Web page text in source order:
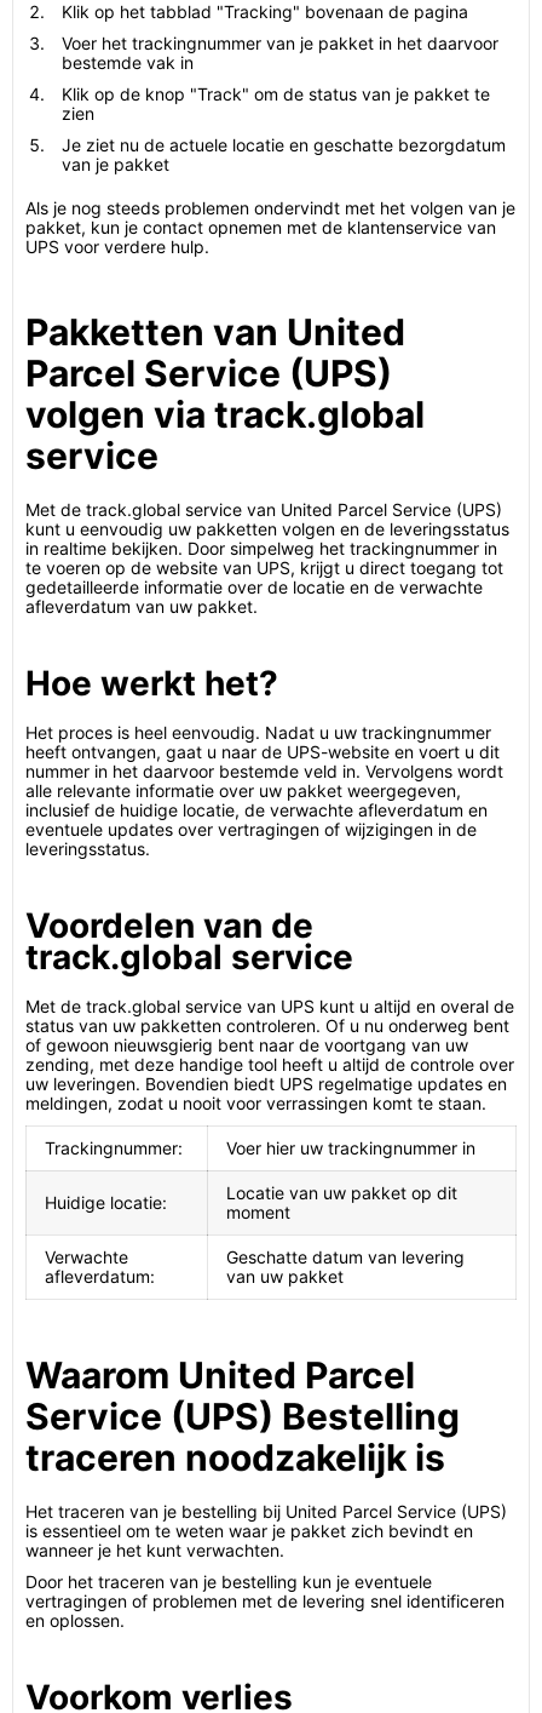
Klik op het tabblad "Tracking" bovenaan de pagina
Voer het trackingnummer van je pakket in het daarvoor
bestemde vak in
Klik op de knop "Track" om de status van je pakket te
zien
Je ziet nu de actuele locatie en geschatte bezorgdatum
van je pakket
Als je nog steeds problemen ondervindt met het volgen van je
pakket, kun je contact opnemen met de klantenservice van
UPS voor verdere hulp.
Pakketten van United
Parcel Service (UPS)
volgen via track.global
service
Met de track.global service van United Parcel Service (UPS)
kunt u eenvoudig uw pakketten volgen en de leveringsstatus
in realtime bekijken. Door simpelweg het trackingnummer in
te voeren op de website van UPS, krijgt u direct toegang tot
gedetailleerde informatie over de locatie en de verwachte
afleverdatum van uw pakket.
Hoe werkt het?
Het proces is heel eenvoudig. Nadat u uw trackingnummer
heeft ontvangen, gaat u naar de UPS-website en voert u dit
nummer in het daarvoor bestemde veld in. Vervolgens wordt
alle relevante informatie over uw pakket weergegeven,
inclusief de huidige locatie, de verwachte afleverdatum en
eventuele updates over vertragingen of wijzigingen in de
leveringsstatus.
Voordelen van de
track.global service
Met de track.global service van UPS kunt u altijd en overal de
status van uw pakketten controleren. Of u nu onderweg bent
of gewoon nieuwsgierig bent naar de voortgang van uw
zending, met deze handige tool heeft u altijd de controle over
uw leveringen. Bovendien biedt UPS regelmatige updates en
meldingen, zodat u nooit voor verrassingen komt te staan.
Trackingnummer: Voer hier uw trackingnummer in
Huidige locatie:
Locatie van uw pakket op dit
moment
Verwachte
afleverdatum:
Geschatte datum van levering
van uw pakket
Waarom United Parcel
Service (UPS) Bestelling
traceren noodzakelijk is
Het traceren van je bestelling bij United Parcel Service (UPS)
is essentieel om te weten waar je pakket zich bevindt en
wanneer je het kunt verwachten.
Door het traceren van je bestelling kun je eventuele
vertragingen of problemen met de levering snel identificeren
en oplossen.
Voorkom verlies